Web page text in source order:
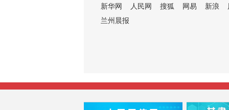
新华网 人民网 搜狐 网易 新浪
兰州晨报